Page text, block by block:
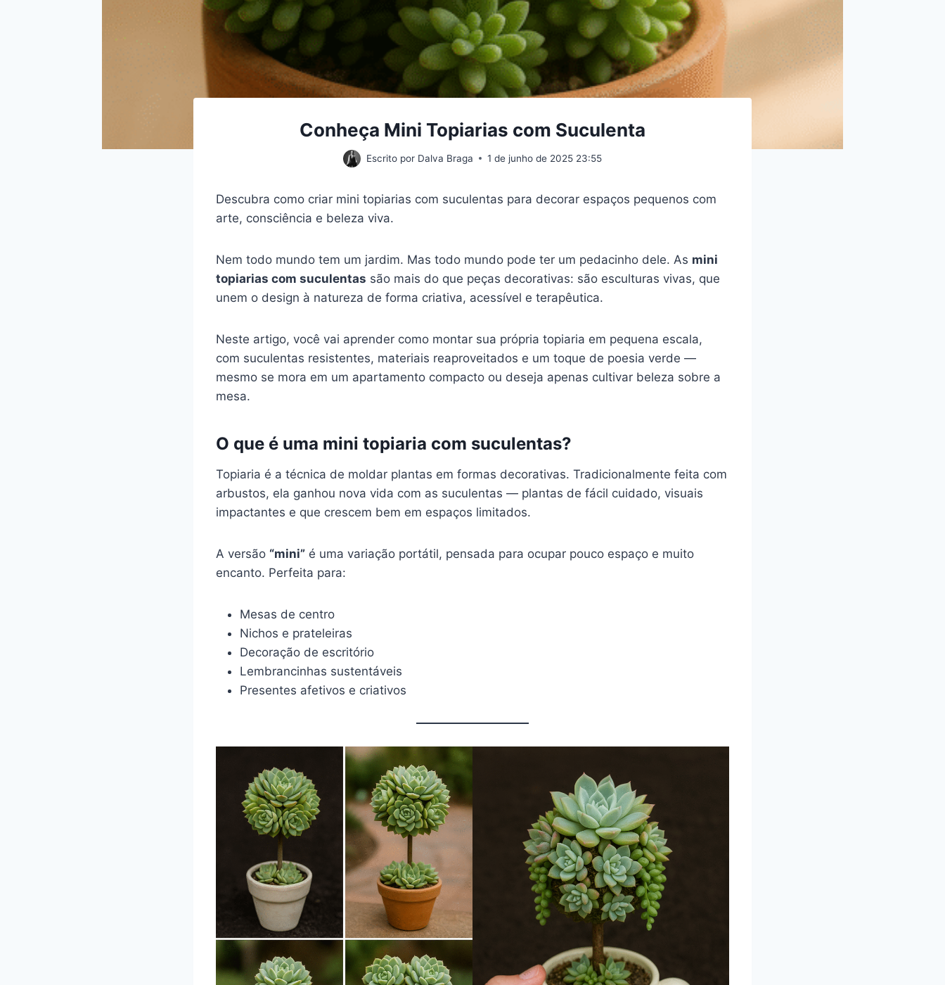
Conheça Mini Topiarias com Suculenta
Escrito por Dalva Braga 1 de junho de 2025 23:55
Descubra como criar mini topiarias com suculentas para decorar espaços pequenos com
arte, consciência e beleza viva.
Nem todo mundo tem um jardim. Mas todo mundo pode ter um pedacinho dele. As mini
topiarias com suculentas são mais do que peças decorativas: são esculturas vivas, que
unem o design à natureza de forma criativa, acessível e terapêutica.
Neste artigo, você vai aprender como montar sua própria topiaria em pequena escala,
com suculentas resistentes, materiais reaproveitados e um toque de poesia verde —
mesmo se mora em um apartamento compacto ou deseja apenas cultivar beleza sobre a
mesa.
O que é uma mini topiaria com suculentas?
Topiaria é a técnica de moldar plantas em formas decorativas. Tradicionalmente feita com
arbustos, ela ganhou nova vida com as suculentas — plantas de fácil cuidado, visuais
impactantes e que crescem bem em espaços limitados.
A versão “mini” é uma variação portátil, pensada para ocupar pouco espaço e muito
encanto. Perfeita para:
Mesas de centro
Nichos e prateleiras
Decoração de escritório
Lembrancinhas sustentáveis
Presentes afetivos e criativos